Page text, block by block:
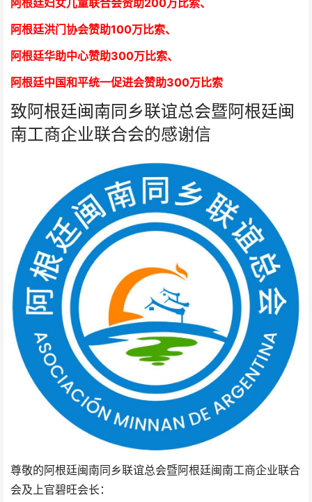
阿根廷妇女儿童联合会赞助200万比索、
阿根廷洪门协会赞助100万比索、
阿根廷华助中心赞助300万比索、
阿根廷中国和平统一促进会赞助300万比索
致阿根廷闽南同乡联谊总会暨阿根廷闽
南工商企业联合会的感谢信
尊敬的阿根廷闽南同乡联谊总会暨阿根廷闽南工商企业联合
会及上官碧旺会长：